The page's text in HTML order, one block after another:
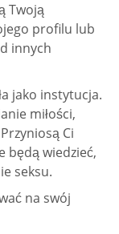
Twoją
profilu lub
innych
jako instytucja.
miłości,
Ci
będą wiedzieć,
seksu.
na swój